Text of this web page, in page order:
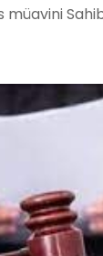
müavini